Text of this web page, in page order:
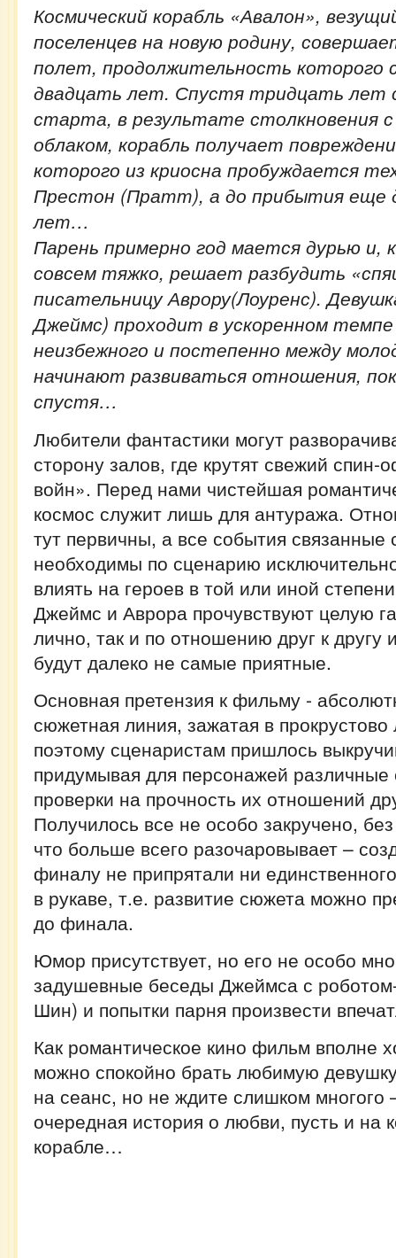
Космический корабль «Авалон»,
поселенцев на новую родину,
полет, продолжительность которого
двадцать лет. Спустя тридцать лет
старта, в результате столкновения
облаком, корабль получает
которого из криосна пробуждается
Престон (Пратт), а до прибытия еще
лет…
Парень примерно год мается дурью и,
совсем тяжко, решает разбудить
писательницу Аврору(Лоуренс).
Джеймс) проходит в ускоренном
неизбежного и постепенно между
начинают развиваться отношения,
спустя…
Любители фантастики могут
сторону залов, где крутят свежий
войн». Перед нами чистейшая
космос служит лишь для антуража.
тут первичны, а все события связанные
необходимы по сценарию
влиять на героев в той или иной
Джеймс и Аврора прочувствуют целую
лично, так и по отношению друг к другу
будут далеко не самые приятные.
Основная претензия к фильму -
сюжетная линия, зажатая в
поэтому сценаристам пришлось
придумывая для персонажей различные
проверки на прочность их отношений
Получилось все не особо закручено,
что больше всего разочаровывает –
финалу не припрятали ни
в рукаве, т.е. развитие сюжета можно
до финала.
Юмор присутствует, но его не особо
задушевные беседы Джеймса с
Шин) и попытки парня произвести
Как романтическое кино фильм вполне
можно спокойно брать любимую
на сеанс, но не ждите слишком многого
очередная история о любви, пусть и на
корабле…